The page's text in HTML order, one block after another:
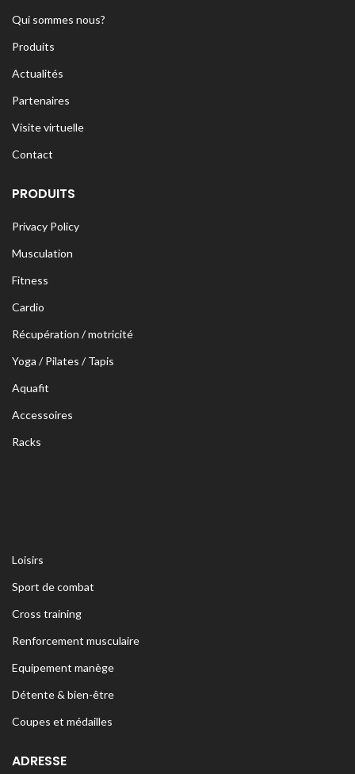
Qui sommes nous?
Produits
Actualités
Partenaires
Visite virtuelle
Contact
PRODUITS
Privacy Policy
Musculation
Fitness
Cardio
Récupération / motricité
Yoga / Pilates / Tapis
Aquafit
Accessoires
Racks
Loisirs
Sport de combat
Cross training
Renforcement musculaire
Equipement manège
Détente & bien-être
Coupes et médailles
ADRESSE